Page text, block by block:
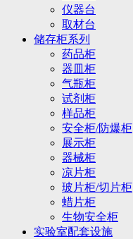
仪器台
取材台
储存柜系列
药品柜
器皿柜
气瓶柜
试剂柜
样品柜
安全柜/防爆柜
展示柜
器械柜
凉片柜
玻片柜/切片柜
蜡片柜
生物安全柜
实验室配套设施